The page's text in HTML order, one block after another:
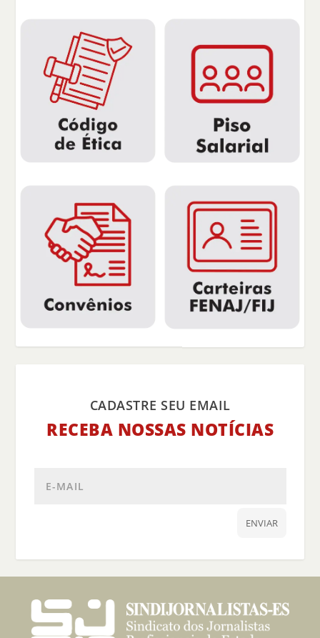
CADASTRE SEU EMAIL
RECEBA NOSSAS NOTÍCIAS
ENVIAR